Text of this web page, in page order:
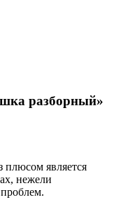
разборный»
является
нежели